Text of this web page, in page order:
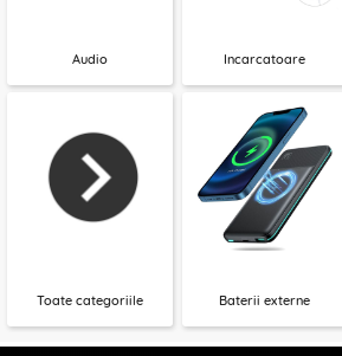
Audio Incarcatoare
Toate categoriile Baterii externe